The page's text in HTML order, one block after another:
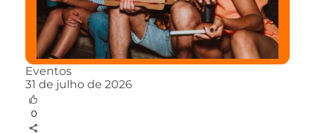
Eventos
31 de julho de 2026
0